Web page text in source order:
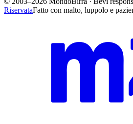
RiservataFatto con malto, luppolo e